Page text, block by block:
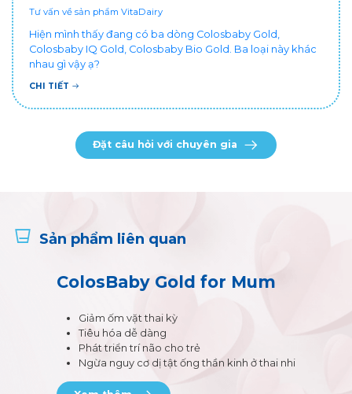
Tư vấn về sản phẩm VitaDairy
Hiện mình thấy đang có ba dòng Colosbaby Gold,
Colosbaby IQ Gold, Colosbaby Bio Gold. Ba loại này khác
nhau gì vậy ạ?
CHI TIẾT
Đặt câu hỏi với chuyên gia
Sản phẩm liên quan
ColosBaby Gold for Mum
Giảm ốm vặt thai kỳ
Tiêu hóa dễ dàng
Phát triển trí não cho trẻ
Ngừa nguy cơ dị tật ống thần kinh ở thai nhi